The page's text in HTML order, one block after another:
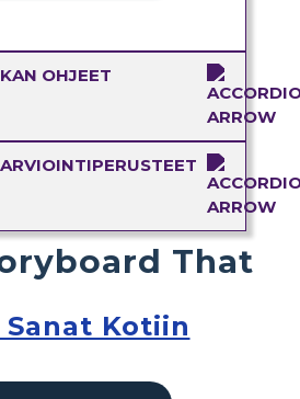
OHJEET
That
Kotiin